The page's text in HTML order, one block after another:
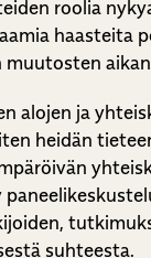
roolia
haasteita
alojen ja
heidän
suhteesta.